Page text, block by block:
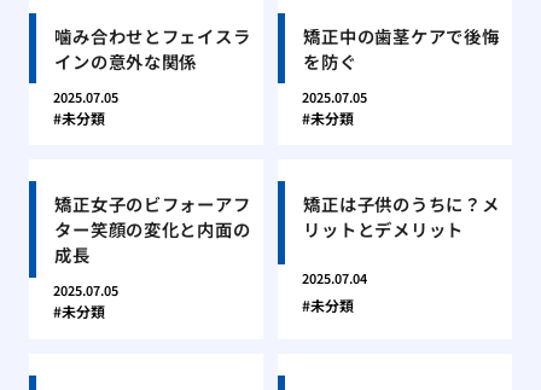
噛み合わせとフェイスラ
インの意外な関係
2025.07.05
未分類
矯正中の歯茎ケアで後悔
を防ぐ
2025.07.05
未分類
矯正女子のビフォーアフ
ター笑顔の変化と内面の
成長
2025.07.05
未分類
矯正は子供のうちに？メ
リットとデメリット
2025.07.04
未分類